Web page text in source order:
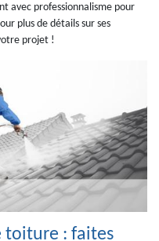
avec professionnalisme pour
plus de détails sur ses
projet !
toiture : faites